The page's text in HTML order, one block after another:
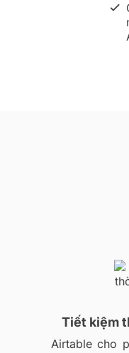
Tiết kiệm
Airtable cho